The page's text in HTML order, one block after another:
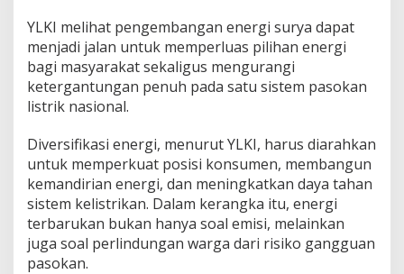
YLKI melihat pengembangan energi surya dapat
menjadi jalan untuk memperluas pilihan energi
bagi masyarakat sekaligus mengurangi
ketergantungan penuh pada satu sistem pasokan
listrik nasional.
Diversifikasi energi, menurut YLKI, harus diarahkan
untuk memperkuat posisi konsumen, membangun
kemandirian energi, dan meningkatkan daya tahan
sistem kelistrikan. Dalam kerangka itu, energi
terbarukan bukan hanya soal emisi, melainkan
juga soal perlindungan warga dari risiko gangguan
pasokan.